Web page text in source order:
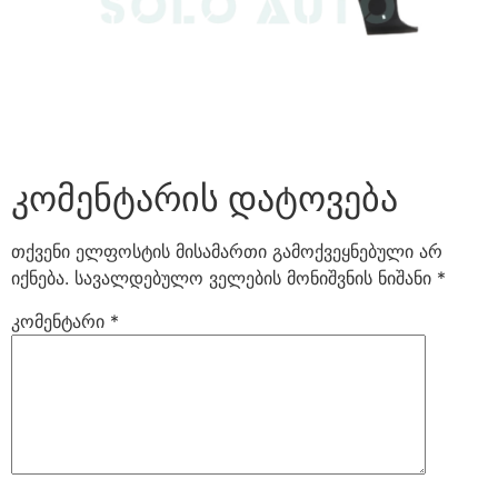
კომენტარის დატოვება
თქვენი ელფოსტის მისამართი გამოქვეყნებული არ
იქნება. სავალდებულო ველების მონიშვნის ნიშანი *
კომენტარი *